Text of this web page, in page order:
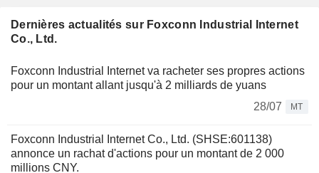
Dernières actualités sur Foxconn Industrial Internet
Co., Ltd.
Foxconn Industrial Internet va racheter ses propres actions
pour un montant allant jusqu'à 2 milliards de yuans
28/07
MT
Foxconn Industrial Internet Co., Ltd. (SHSE:601138)
annonce un rachat d'actions pour un montant de 2 000
millions CNY.